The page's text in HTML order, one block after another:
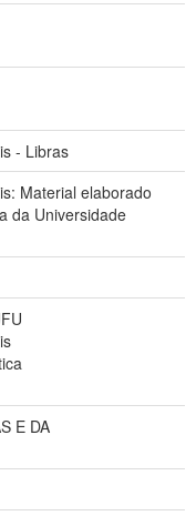
- Libras
Material elaborado
da Universidade
E DA